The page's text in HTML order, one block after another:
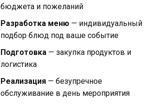
бюджета и пожеланий
Разработка меню — индивидуальный
подбор блюд под ваше событие
Подготовка — закупка продуктов и
логистика
Реализация — безупречное
обслуживание в день мероприятия